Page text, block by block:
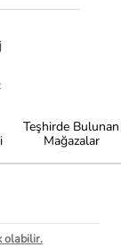
Teşhirde Bulunan
Mağazalar
olabilir.